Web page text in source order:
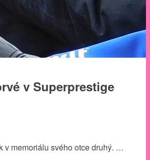
v Superprestige
v memoriálu svého otce druhý. …